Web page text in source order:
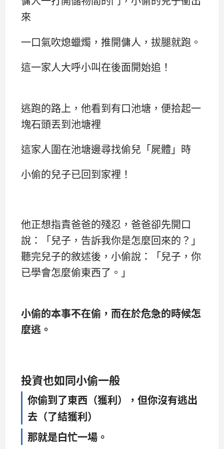
來
一口氣吹熄蠟燭，推開傭人，拔腿就跑。
這一家人大呼小叫在後面開始追！
逃跑的路上，他看到有口池塘，便拾起一
塊石頭丟到池塘裡
這家人圍在池塘邊尋找偷兒「屍體」時
小偷的兒子已回到家裡！
他正想指責爸爸的殘忍，爸爸卻先開口
說：「兒子，告訴我你是怎麼回來的？」
聽完兒子的敘述後，小偷說：「兒子，你
已學會怎麼偷東西了。」
小偷的本事不在偷，而在於危急的時候怎
麼逃。
投資也如同小偷一般
你偷到了東西（獲利），但你沒有逃出
去（了結獲利）
那就是白忙一場。